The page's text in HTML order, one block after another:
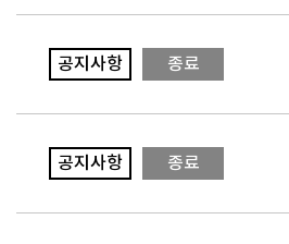
공지사항 종료
공지사항 종료